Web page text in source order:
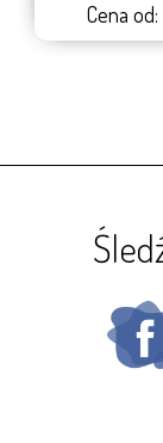
Cena od: